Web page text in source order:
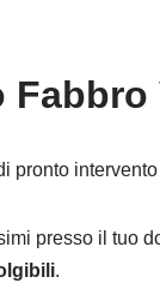
pronto
presso il tuo
.